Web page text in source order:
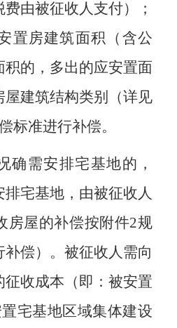
费由被征收人支付）；
置房建筑面积（含公
的，多出的应安置面
屋建筑结构类别（详见
标准进行补偿。
确需安排宅基地的，
宅基地，由被征收人
房屋的补偿按附件2规
偿）。被征收人需向
收成本（即：被安置
宅基地区域集体建设